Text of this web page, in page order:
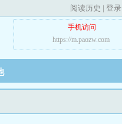
阅读历史 | 登录
手机访问
https://m.paozw.com